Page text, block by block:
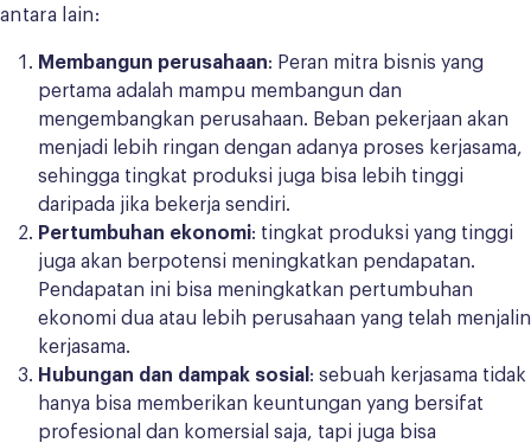
antara lain:
Membangun perusahaan: Peran mitra bisnis yang
pertama adalah mampu membangun dan
mengembangkan perusahaan. Beban pekerjaan akan
menjadi lebih ringan dengan adanya proses kerjasama,
sehingga tingkat produksi juga bisa lebih tinggi
daripada jika bekerja sendiri.
Pertumbuhan ekonomi: tingkat produksi yang tinggi
juga akan berpotensi meningkatkan pendapatan.
Pendapatan ini bisa meningkatkan pertumbuhan
ekonomi dua atau lebih perusahaan yang telah menjalin
kerjasama.
Hubungan dan dampak sosial : sebuah kerjasama tidak
hanya bisa memberikan keuntungan yang bersifat
profesional dan komersial saja, tapi juga bisa